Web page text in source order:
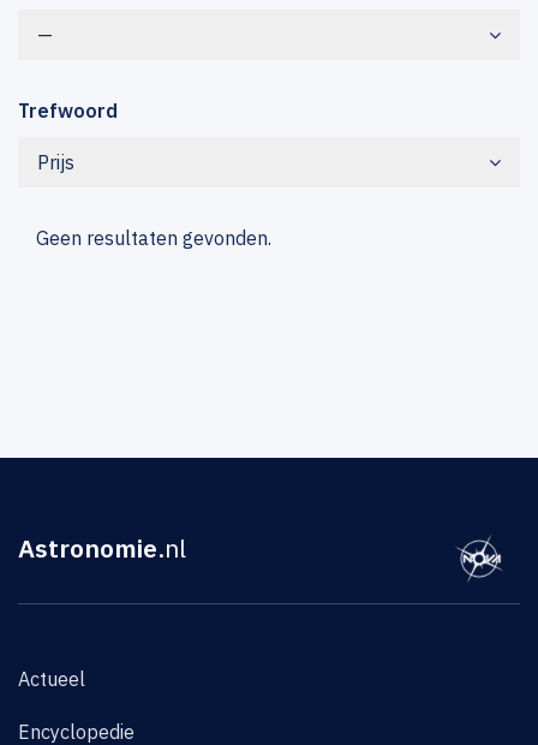
—
Trefwoord
Prijs
Geen resultaten gevonden.
Astronomie.nl
Actueel
Encyclopedie